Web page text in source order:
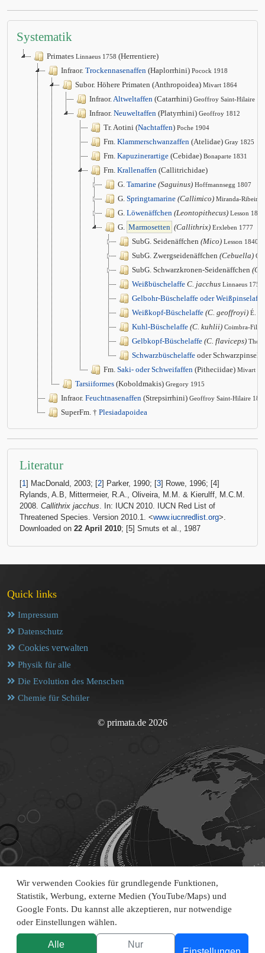
Wir verwenden Cookies für grundlegende Funktionen,
Statistik, Werbung, externe Medien (YouTube/Maps) und
Google Fonts. Du kannst alle akzeptieren, nur notwendige
oder Einstellungen wählen.
Alle Nur
Systematik
Primates Linnaeus 1758 (Herrentiere)
Infraor. Trockennasenaffen (Haplorrhini) Pocock 1918
Subor. Höhere Primaten (Anthropoidea) Mivart 1864
Infraor.Altweltaffen (Catarrhini) Geoffroy Saint-Hilaire
Infraor. Neuweltaffen (Platyrrhini) Geoffroy 1812
Tr. Aotini (Nachtaffen) Poche 1904
Fm. Klammerschwanzaffen (Atelidae) Gray 1825
Fm. Kapuzinerartige (Cebidae) Bonaparte 1831
Fm. Krallenaffen (Callitrichidae)
G. Tamarine (Saguinus) Hoffmannsegg 1807
G. Springtamarine (Callimico) Miranda-Ribeiro
G. Löwenäffchen (Leontopithecus) Lesson 1840
G. Marmosetten (Callithrix) Erxleben 1777
SubG. Seidenäffchen (Mico) Lesson 1840
SubG. Zwergseidenäffchen (Cebuella)
SubG. Schwarzkronen-Seidenäffchen
Weißbüschelaffe C. jacchus Linnaeus 1758
Gelbohr-Büschelaffe oder Weißpinselaffe
Weißkopf-Büschelaffe (C. geoffroyi) É.
Kuhl-Büschelaffe (C. kuhlii) Coimbra-
Gelbkopf-Büschelaffe (C. flaviceps)
Schwarzbüschelaffe oder
Fm. Saki- oder Schweifaffen (Pitheciidae) Mivart
Tarsiiformes (Koboldmakis) Gregory 1915
Infraor. Feuchtnasenaffen (Strepsirrhini) Geoffroy Saint-Hilaire
SuperFm. † Plesiadapoidea
Literatur
[1] MacDonald, 2003; [2] Parker, 1990; [3] Rowe, 1996; [4]
Rylands, A.B, Mittermeier, R.A., Oliveira, M.M. & Kierulff, M.C.M.
2008. Callithrix jacchus. In: IUCN 2010. IUCN Red List of
Threatened Species. Version 2010.1. <www.iucnredlist.org>.
Downloaded on 22 April 2010; [5] Smuts et al., 1987
Quick links
Impressum
Datenschutz
Cookies verwalten
Physik für alle
Die Evolution des Menschen
Chemie für Schüler
© primata.de 2026